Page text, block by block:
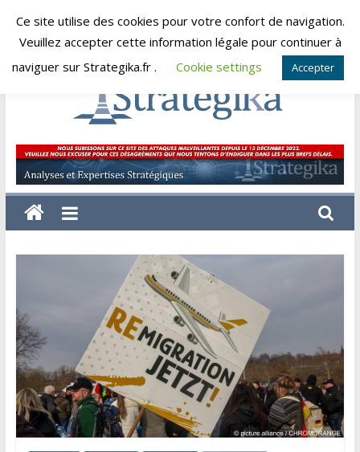
Skip
dimanche, août 9, 2026
Strategika
Expertise
et
Analyses
Ce site utilise des cookies pour votre confort de navigation.
Veuillez accepter cette information légale pour continuer à
naviguer sur Strategika.fr .
Cookie settings Accepter